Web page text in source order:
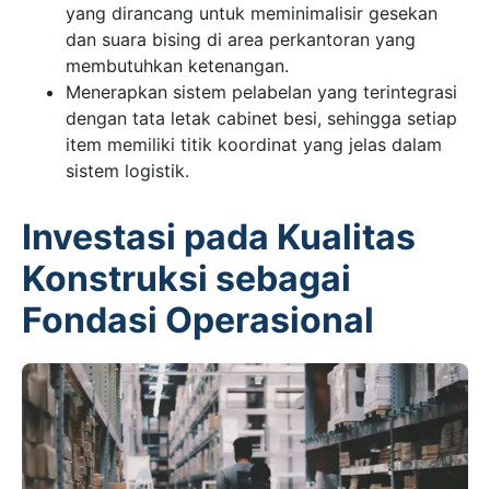
yang dirancang untuk meminimalisir gesekan
dan suara bising di area perkantoran yang
membutuhkan ketenangan.
Menerapkan sistem pelabelan yang terintegrasi
dengan tata letak cabinet besi, sehingga setiap
item memiliki titik koordinat yang jelas dalam
sistem logistik.
Investasi pada Kualitas
Konstruksi sebagai
Fondasi Operasional